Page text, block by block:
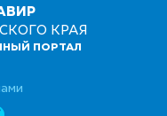
КРАЯ
ПОРТАЛ